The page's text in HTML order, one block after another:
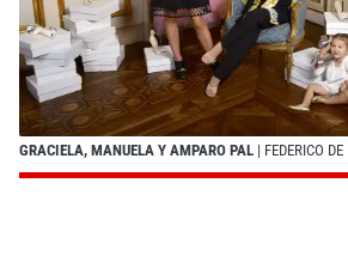
GRACIELA, MANUELA Y AMPARO PAL | FEDERICO